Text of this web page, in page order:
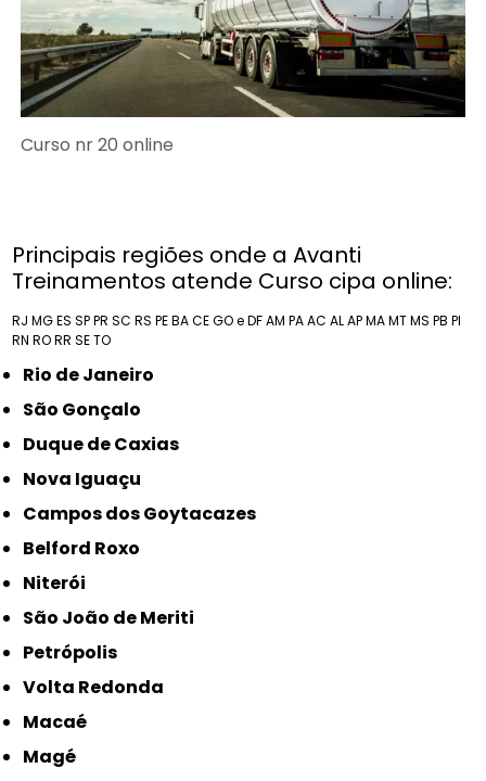
Curso nr 20 online
Principais regiões onde a Avanti
Treinamentos atende Curso cipa online:
RJ MGES SPPR SC RS PEBACEGO e DFAM PAAC ALAPMAMTMS PB PI
RN RORR SETO
Rio de Janeiro
São Gonçalo
Duque de Caxias
Nova Iguaçu
Campos dos Goytacazes
Belford Roxo
Niterói
São João de Meriti
Petrópolis
Volta Redonda
Macaé
Magé